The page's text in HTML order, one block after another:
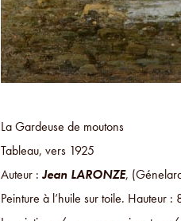
La Gardeuse de moutons
Tableau, vers 1925
Auteur :Jean LARONZE,
Peinture à l’huile sur toile. Hauteur